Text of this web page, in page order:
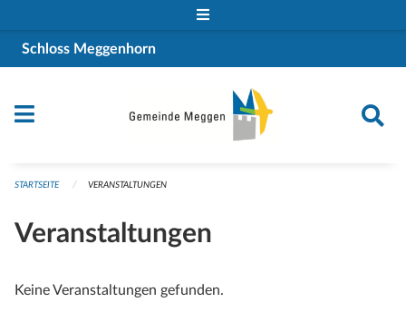
Schloss Meggenhorn
STARTSEITE VERANSTALTUNGEN
Veranstaltungen
Keine Veranstaltungen gefunden.